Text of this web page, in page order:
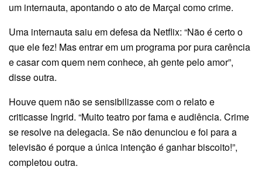
um internauta, apontando o ato de Marçal como crime.
Uma internauta saiu em defesa da Netflix: “Não é certo o
que ele fez! Mas entrar em um programa por pura carência
e casar com quem nem conhece, ah gente pelo amor”,
disse outra.
Houve quem não se sensibilizasse com o relato e
criticasse Ingrid. “Muito teatro por fama e audiência. Crime
se resolve na delegacia. Se não denunciou e foi para a
televisão é porque a única intenção é ganhar biscoito!”,
completou outra.